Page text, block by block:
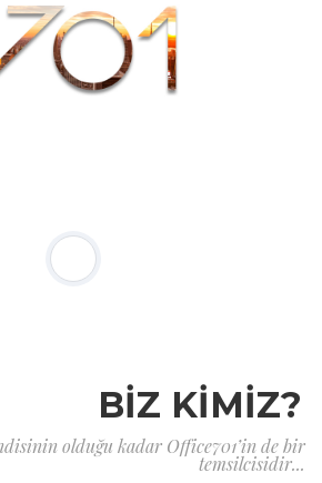
BİZ KİMİZ?
olduğu kadar Office701’in de bir
temsilcisidir...